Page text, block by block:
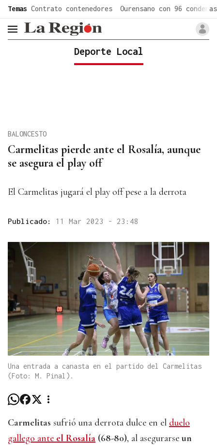
Temas Contrato contenedores Ourensano con 96 condenas
header.menu.open
Deporte Local
Carmelitas pierde ante el Rosalía, aunque
se asegura el play off
BALONCESTO
El Carmelitas jugará el play off pese a la derrota
Publicado: 11 Mar 2023 - 23:48
Una entrada a canasta en el partido del Carmelitas
(Foto: M. Pinal).
Carmelitas sufrió una derrota dulce en el duelo
gallego ante el Rosalía (68-80), al asegurarse un